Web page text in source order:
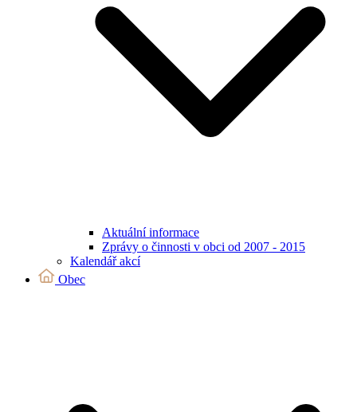
Aktuální informace
Zprávy o činnosti v obci od 2007 - 2015
Kalendář akcí
Obec